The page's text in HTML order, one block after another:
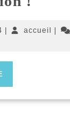
sont
4
accueil